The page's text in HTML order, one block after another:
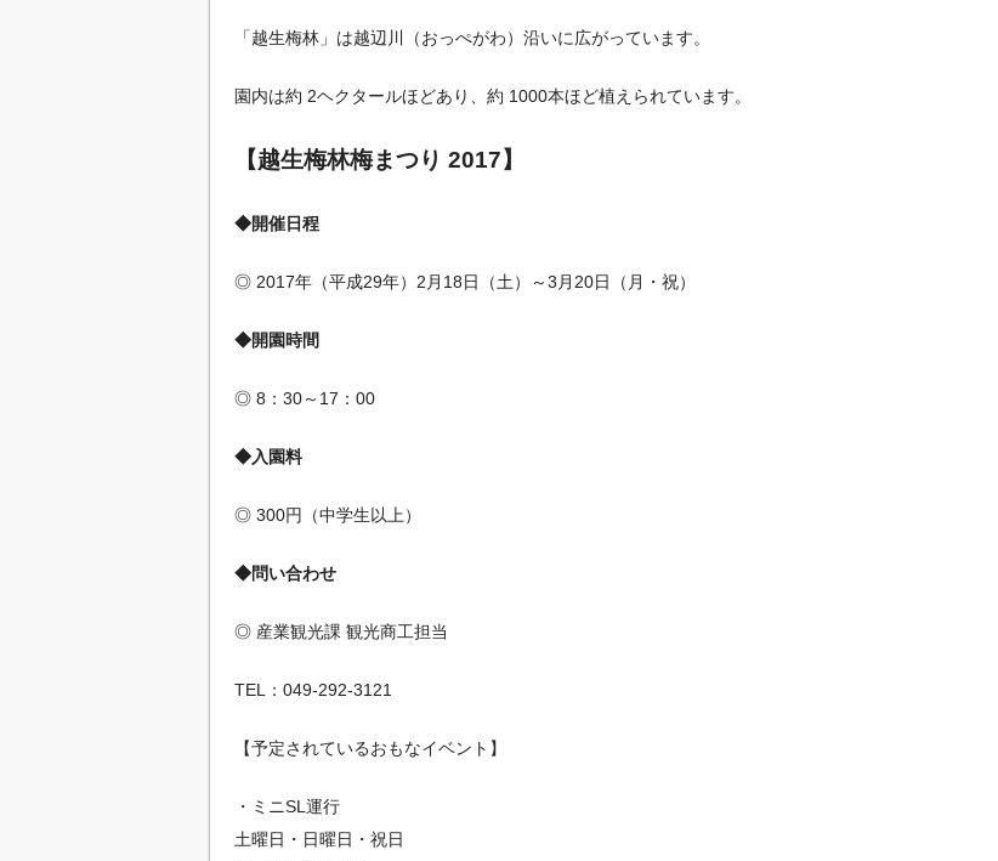
「越生梅林」は越辺川（おっぺがわ）沿いに広がっています。
園内は約 2ヘクタールほどあり、約 1000本ほど植えられています。
【越生梅林梅まつり 2017】
◆開催日程
◎ 2017年（平成29年）2月18日（土）～3月20日（月・祝）
◆開園時間
◎ 8：30～17：00
◆入園料
◎ 300円（中学生以上）
◆問い合わせ
◎ 産業観光課 観光商工担当
TEL：049-292-3121
【予定されているおもなイベント】
・ミニSL運行
土曜日・日曜日・祝日